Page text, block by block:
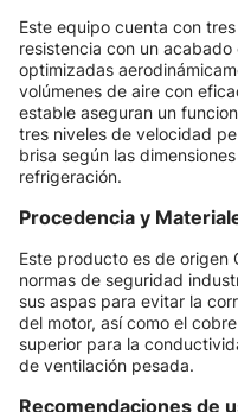
Este equipo cuenta con
resistencia con un
optimizadas
volúmenes de aire con
estable aseguran un
tres niveles de velocidad
brisa según las
refrigeración.
Procedencia y
Este producto es de origen
normas de seguridad
sus aspas para evitar la
del motor, así como el
superior para la
de ventilación pesada.
Recomendaciones de